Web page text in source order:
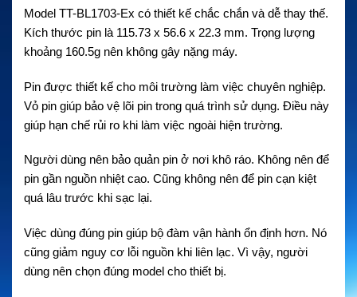
Model TT-BL1703-Ex có thiết kế chắc chắn và dễ thay thế.
Kích thước pin là 115.73 x 56.6 x 22.3 mm. Trọng lượng
khoảng 160.5g nên không gây nặng máy.
Pin được thiết kế cho môi trường làm việc chuyên nghiệp.
Vỏ pin giúp bảo vệ lõi pin trong quá trình sử dụng. Điều này
giúp hạn chế rủi ro khi làm việc ngoài hiện trường.
Người dùng nên bảo quản pin ở nơi khô ráo. Không nên để
pin gần nguồn nhiệt cao. Cũng không nên để pin cạn kiệt
quá lâu trước khi sạc lại.
Việc dùng đúng pin giúp bộ đàm vận hành ổn định hơn. Nó
cũng giảm nguy cơ lỗi nguồn khi liên lạc. Vì vậy, người
dùng nên chọn đúng model cho thiết bị.